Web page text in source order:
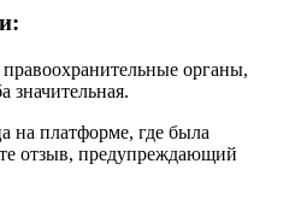
органы,
значительная.
на платформе, где была
отзыв, предупреждающий